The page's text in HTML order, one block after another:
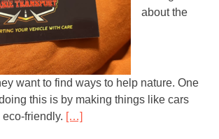
about the
want to find ways to help nature. One
this is by making things like cars
friendly. […]